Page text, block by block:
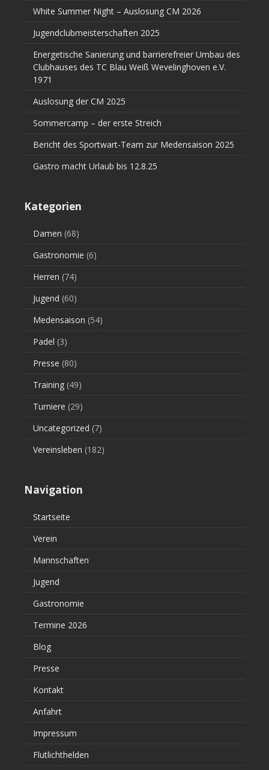
White Summer Night – Auslosung CM 2026
Jugendclubmeisterschaften 2025
Energetische Sanierung und barrierefreier Umbau des
Clubhauses des TC Blau Weiß Wevelinghoven e.V.
1971
Auslosung der CM 2025
Sommercamp – der erste Streich
Bericht des Sportwart-Team zur Medensaison 2025
Gastro macht Urlaub bis 12.8.25
Kategorien
Damen (68)
Gastronomie (6)
Herren (74)
Jugend (60)
Medensaison (54)
Padel (3)
Presse (80)
Training (49)
Turniere (29)
Uncategorized (7)
Vereinsleben (182)
Navigation
Startseite
Verein
Mannschaften
Jugend
Gastronomie
Termine 2026
Blog
Presse
Kontakt
Anfahrt
Impressum
Flutlichthelden